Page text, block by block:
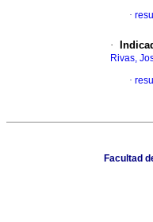
·
·
Rivas,
·
Facultad